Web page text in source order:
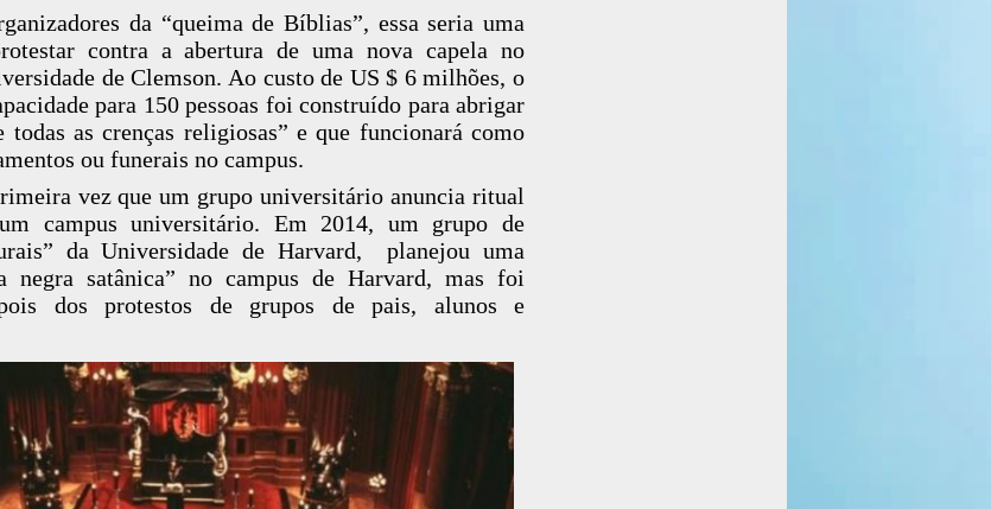
da “queima de Bíblias”, essa seria uma
contra a abertura de uma nova capela no
de Clemson. Ao custo de US $ 6 milhões, o
para 150 pessoas foi construído para abrigar
todas as crenças religiosas” e que funcionará como
ou funerais no campus.
vez que um grupo universitário anuncia ritual
campus universitário. Em 2014, um grupo de
da Universidade de Harvard, planejou uma
negra satânica” no campus de Harvard, mas foi
dos protestos de grupos de pais, alunos e